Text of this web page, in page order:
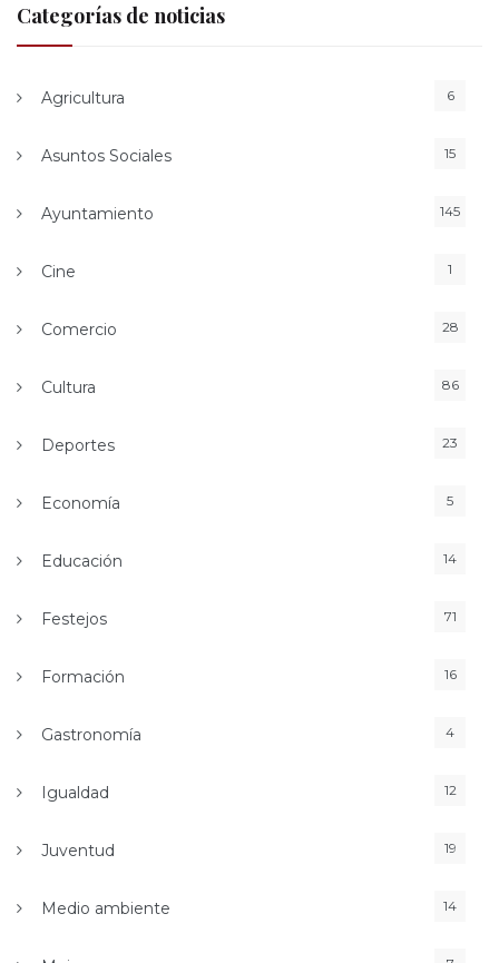
Categorías de noticias
Agricultura 6
Asuntos Sociales 15
Ayuntamiento 145
Cine 1
Comercio 28
Cultura 86
Deportes 23
Economía 5
Educación 14
Festejos 71
Formación 16
Gastronomía 4
Igualdad 12
Juventud 19
Medio ambiente 14